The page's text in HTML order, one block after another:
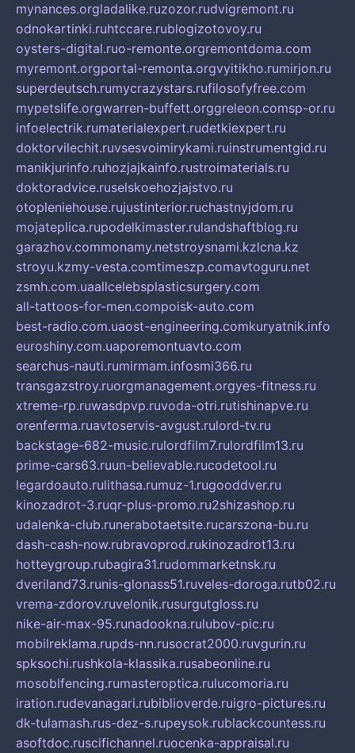
mynances.orgladalike.ruzozor.rudvigremont.ru
odnokartinki.ruhtccare.rublogizotovoy.ru
oysters-digital.ruo-remonte.orgremontdoma.com
myremont.orgportal-remonta.orgvyitikho.rumirjon.ru
superdeutsch.rumycrazystars.rufilosofyfree.com
mypetslife.orgwarren-buffett.orggreleon.comsp-or.ru
infoelectrik.rumaterialexpert.rudetkiexpert.ru
doktorvilechit.ruvsesvoimirykami.ruinstrumentgid.ru
manikjurinfo.ruhozjajkainfo.rustroimaterials.ru
doktoradvice.ruselskoehozjajstvo.ru
otopleniehouse.rujustinterior.ruchastnyjdom.ru
mojateplica.rupodelkimaster.rulandshaftblog.ru
garazhov.commonamy.netstroysnami.kzlcna.kz
stroyu.kzmy-vesta.comtimeszp.comavtoguru.net
zsmh.com.uaallcelebsplasticsurgery.com
all-tattoos-for-men.compoisk-auto.com
best-radio.com.uaost-engineering.comkuryatnik.info
euroshiny.com.uaporemontuavto.com
searchus-nauti.rumirmam.infosmi366.ru
transgazstroy.ruorgmanagement.orgyes-fitness.ru
xtreme-rp.ruwasdpvp.ruvoda-otri.rutishinapve.ru
orenferma.ruavtoservis-avgust.rulord-tv.ru
backstage-682-music.rulordfilm7.rulordfilm13.ru
prime-cars63.ruun-believable.rucodetool.ru
legardoauto.rulithasa.rumuz-1.rugooddver.ru
kinozadrot-3.ruqr-plus-promo.ru2shizashop.ru
udalenka-club.runerabotaetsite.rucarszona-bu.ru
dash-cash-now.rubravoprod.rukinozadrot13.ru
hotteygroup.rubagira31.rudommarketnsk.ru
dveriland73.runis-glonass51.ruveles-doroga.rutb02.ru
vrema-zdorov.ruvelonik.rusurgutgloss.ru
nike-air-max-95.runadookna.rulubov-pic.ru
mobilreklama.rupds-nn.rusocrat2000.ruvgurin.ru
spksochi.rushkola-klassika.rusabeonline.ru
mosoblfencing.rumasteroptica.rulucomoria.ru
iration.rudevanagari.rubiblioverde.ruigro-pictures.ru
dk-tulamash.rus-dez-s.rupeysok.rublackcountess.ru
asoftdoc.ruscifichannel.ruocenka-appraisal.ru